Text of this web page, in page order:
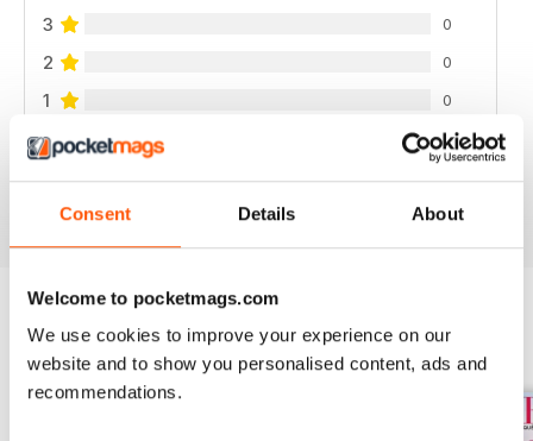
Consent Details About
Welcome to pocketmags.com
We use cookies to improve your experience on our
website and to show you personalised content, ads and
recommendations.
3 0
2 0
1 0
VISUALIZZA LE RECENSIONI
EDIZIONI INDIETRO